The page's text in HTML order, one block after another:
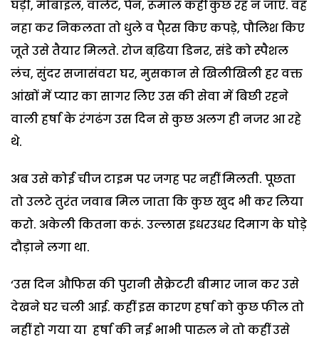
घड़ी, मोबाइल, वालेट, पैन, रूमाल कहीं कुछ रह न जाए. वह
नहा कर निकलता तो धुले व पै्रस किए कपड़े, पौलिश किए
जूते उसे तैयार मिलते. रोज बढि़या डिनर, संडे को स्पैशल
लंच, सुंदर सजासंवरा घर, मुसकान से खिलीखिली हर वक्त
आंखों में प्यार का सागर लिए उस की सेवा में बिछी रहने
वाली हर्षा के रंगढंग उस दिन से कुछ अलग ही नजर आ रहे
थे.
अब उसे कोई चीज टाइम पर जगह पर नहीं मिलती. पूछता
तो उलटे तुरंत जवाब मिल जाता कि कुछ खुद भी कर लिया
करो. अकेली कितना करूं. उल्लास इधरउधर दिमाग के घोड़े
दौड़ाने लगा था.
‘उस दिन औफिस की पुरानी सैक्रेटरी बीमार जान कर उसे
देखने घर चली आई. कहीं इस कारण हर्षा को कुछ फील तो
नहीं हो गया या हर्षा की नई भाभी पारुल ने तो कहीं उसे